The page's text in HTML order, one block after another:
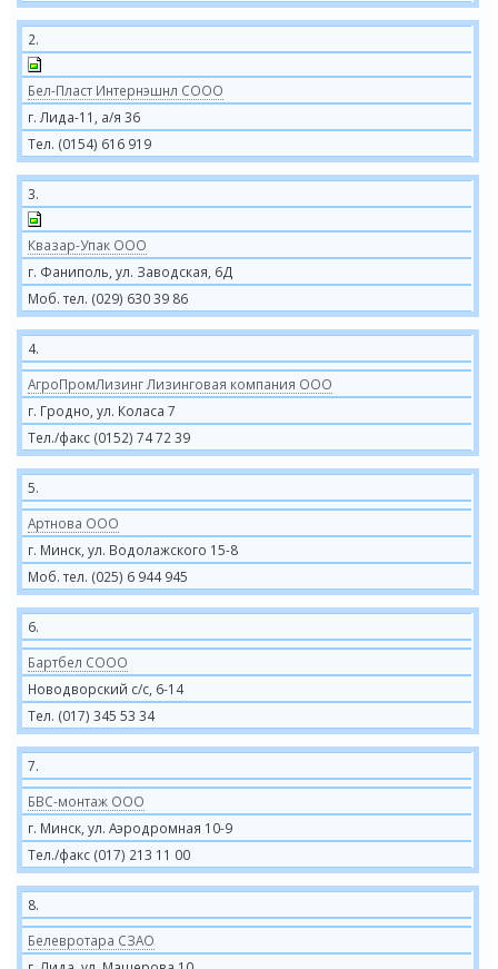
2.
Бел-Пласт Интернэшнл СООО
г. Лида-11, а/я 36
Тел. (0154) 616 919
3.
Квазар-Упак ООО
г. Фаниполь, ул. Заводская, 6Д
Моб. тел. (029) 630 39 86
4.
АгроПромЛизинг Лизинговая компания ООО
г. Гродно, ул. Коласа 7
Тел./факс (0152) 74 72 39
5.
Артнова ООО
г. Минск, ул. Водолажского 15-8
Моб. тел. (025) 6 944 945
6.
Бартбел СООО
Новодворский с/с, 6-14
Тел. (017) 345 53 34
7.
БВС-монтаж ООО
г. Минск, ул. Аэродромная 10-9
Тел./факс (017) 213 11 00
8.
Белевротара СЗАО